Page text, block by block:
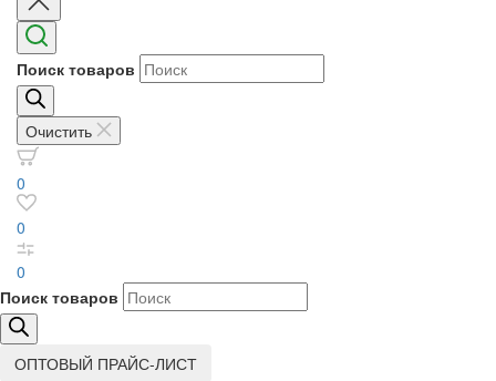
Поиск товаров
Очистить
0
0
0
Поиск товаров
ОПТОВЫЙ ПРАЙС-ЛИСТ